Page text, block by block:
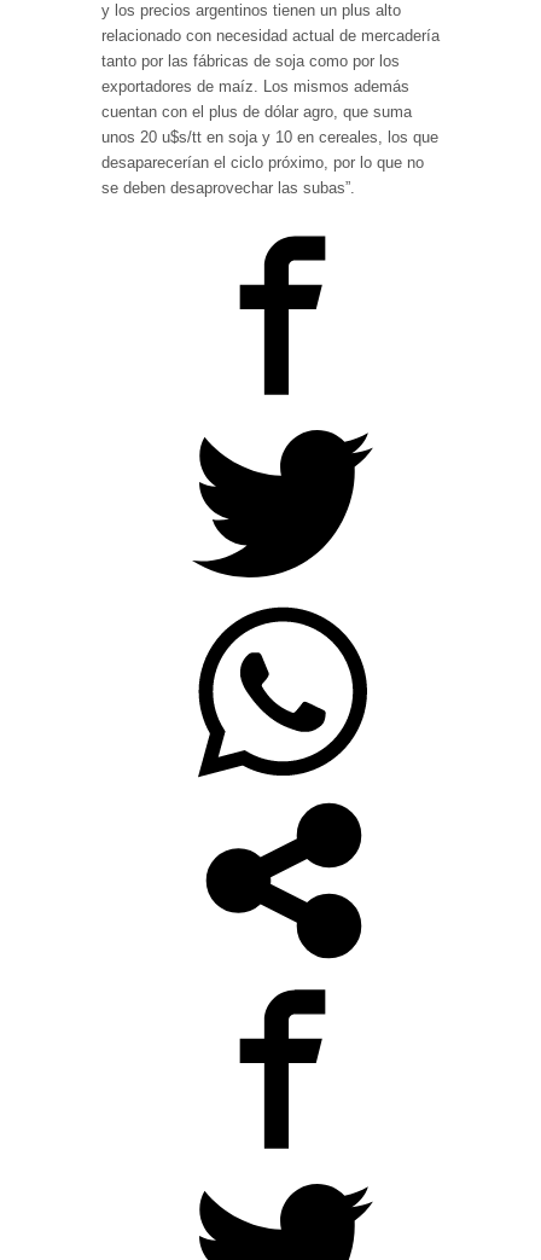
y los precios argentinos tienen un plus alto
relacionado con necesidad actual de mercadería
tanto por las fábricas de soja como por los
exportadores de maíz. Los mismos además
cuentan con el plus de dólar agro, que suma
unos 20 u$s/tt en soja y 10 en cereales, los que
desaparecerían el ciclo próximo, por lo que no
se deben desaprovechar las subas”.